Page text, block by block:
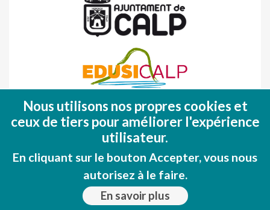
Fondo Europeo de Desarrollo Regional
(FEDER)
Una manera de hacer EUROPA
Nous utilisons nos propres cookies et
ceux de tiers pour améliorer l'expérience
utilisateur.
En cliquant sur le bouton Accepter, vous nous
autorisez à le faire.
En savoir plus